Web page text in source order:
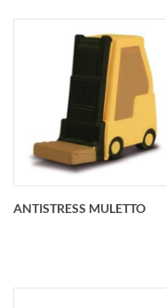
Antistress fetta
d’anguria
personalizzata
112x57x50 mm
ANTISTRESS MULETTO